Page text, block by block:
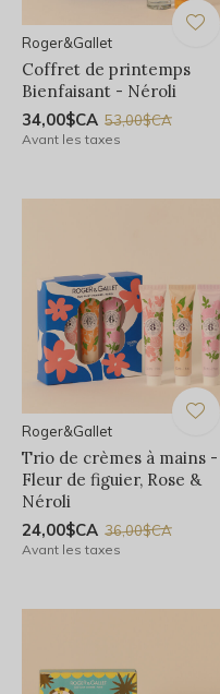
Roger&Gallet
Coffret de printemps
Bienfaisant - Néroli
34,00$CA 53,00$CA
Avant les taxes
Roger&Gallet
Trio de crèmes à mains -
Fleur de figuier, Rose &
Néroli
24,00$CA 36,00$CA
Avant les taxes